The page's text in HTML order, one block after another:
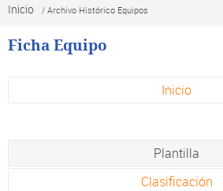
Inicio / Archivo Histórico Equipos
Ficha Equipo
Inicio
Plantilla
Clasificación